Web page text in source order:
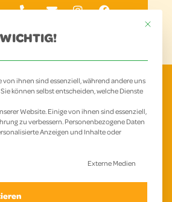
AKTUELLES
Mit
ihnen sind essenziell, während andere uns
können selbst entscheiden, welche Dienste
Website. Einige von ihnen sind essenziell,
zu verbessern.Personenbezogene Daten
Anzeigen und Inhalte oder
für die eineExterne Medien